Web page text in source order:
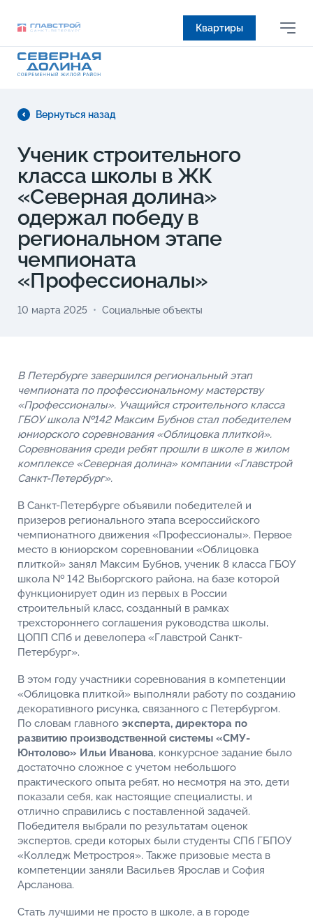
Квартиры
Вернуться назад
Ученик строительного
класса школы в ЖК
«Северная долина»
одержал победу в
региональном этапе
чемпионата
«Профессионалы»
10 марта 2025 Социальные объекты
В Петербурге завершился региональный этап
чемпионата по профессиональному мастерству
«Профессионалы». Учащийся строительного класса
ГБОУ школа №142 Максим Бубнов стал победителем
юниорского соревнования «Облицовка плиткой».
Соревнования среди ребят прошли в школе в жилом
комплексе «Северная долина» компании «Главстрой
Санкт-Петербург».
В Санкт-Петербурге объявили победителей и
призеров регионального этапа всероссийского
чемпионатного движения «Профессионалы». Первое
место в юниорском соревновании «Облицовка
плиткой» занял Максим Бубнов, ученик 8 класса ГБОУ
школа № 142 Выборгского района, на базе которой
функционирует один из первых в России
строительный класс, созданный в рамках
трехстороннего соглашения руководства школы,
ЦОПП СПб и девелопера «Главстрой Санкт-
Петербург».
В этом году участники соревнования в компетенции
«Облицовка плиткой» выполняли работу по созданию
декоративного рисунка, связанного с Петербургом.
По словам главного эксперта, директора по
развитию производственной системы «СМУ-
Юнтолово» Ильи Иванова, конкурсное задание было
достаточно сложное с учетом небольшого
практического опыта ребят, но несмотря на это, дети
показали себя, как настоящие специалисты, и
отлично справились с поставленной задачей.
Победителя выбрали по результатам оценок
экспертов, среди которых были студенты СПб ГБПОУ
«Колледж Метростроя». Также призовые места в
компетенции заняли Васильев Ярослав и София
Арсланова.
Стать лучшими не просто в школе, а в городе